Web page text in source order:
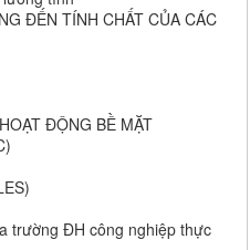
ĐẾN TÍNH CHẤT CỦA CÁC
ĐỘNG BỀ MẶT
trường ĐH công nghiệp thực